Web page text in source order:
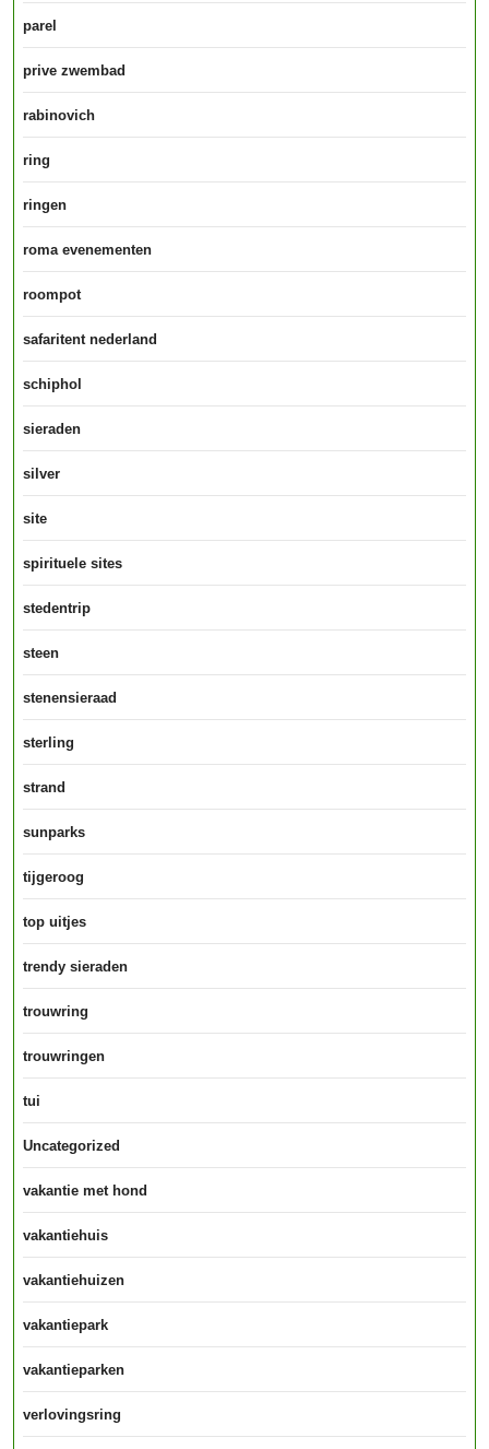
parel
prive zwembad
rabinovich
ring
ringen
roma evenementen
roompot
safaritent nederland
schiphol
sieraden
silver
site
spirituele sites
stedentrip
steen
stenensieraad
sterling
strand
sunparks
tijgeroog
top uitjes
trendy sieraden
trouwring
trouwringen
tui
Uncategorized
vakantie met hond
vakantiehuis
vakantiehuizen
vakantiepark
vakantieparken
verlovingsring